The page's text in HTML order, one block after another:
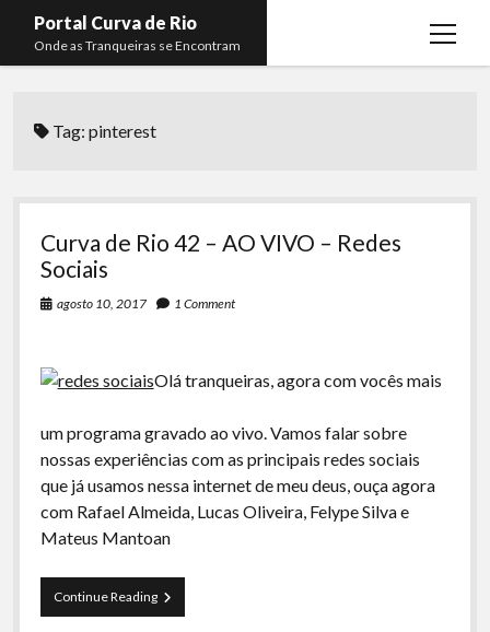
Portal Curva de Rio
Onde as Tranqueiras se Encontram
open
menu
Curva de Rio
Komos
La Siesta Podcast
Rachão na Beira do RIo
Papo Tranqueira
A Ripa É a Lei
Especiais
Preliminares
Membros
Lucas Oliveira
Kaique Xavier
Rafael Almeida
Tag:pinterest
Curva de Rio 42 – AO VIVO – Redes
Sociais
agosto 10, 2017 1 Comment
Olá tranqueiras, agora com vocês mais
um programa gravado ao vivo. Vamos falar sobre
nossas experiências com as principais redes sociais
que já usamos nessa internet de meu deus, ouça agora
com Rafael Almeida, Lucas Oliveira, Felype Silva e
Mateus Mantoan
Continue ReadingCurva
de